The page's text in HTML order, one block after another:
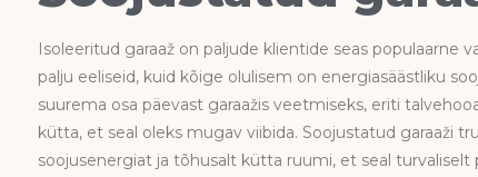
Isoleeritud garaaž on paljude klientide seas populaarne
palju eeliseid, kuid kõige olulisem on energiasäästliku
suurema osa päevast garaažis veetmiseks, eriti
kütta, et seal oleks mugav viibida. Soojustatud garaaži
soojusenergiat ja tõhusalt kütta ruumi, et seal turvaliselt